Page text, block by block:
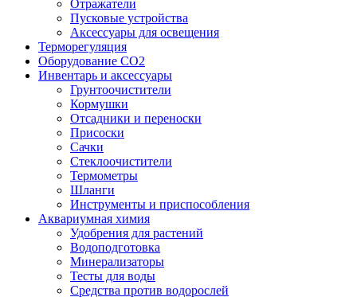
Отражатели
Пусковые устройства
Аксессуары для освещения
Терморегуляция
Оборудование CO2
Инвентарь и аксессуары
Грунтоочистители
Кормушки
Отсадники и переноски
Присоски
Сачки
Стеклоочистители
Термометры
Шланги
Инструменты и приспособления
Аквариумная химия
Удобрения для растений
Водоподготовка
Минерализаторы
Тесты для воды
Средства против водорослей